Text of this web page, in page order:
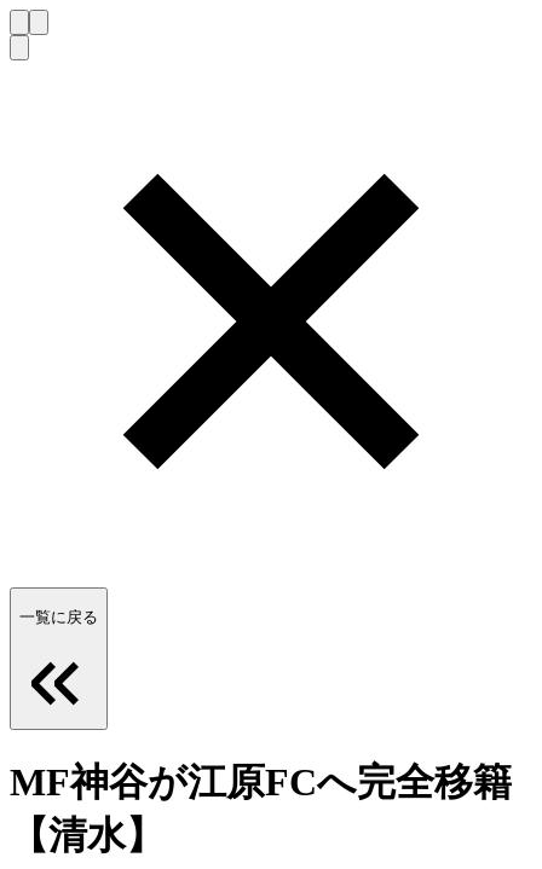
一覧に戻る
MF神谷が江原FCへ完全移籍
【清水】